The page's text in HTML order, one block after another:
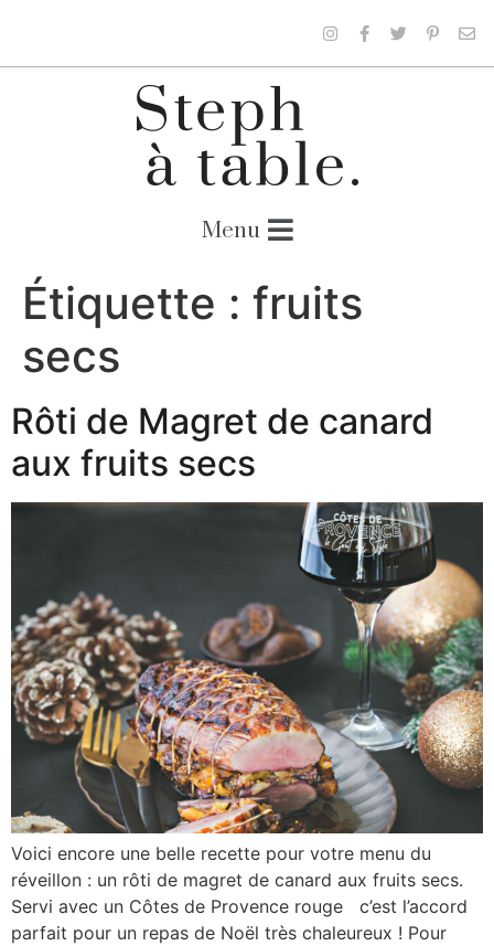
Étiquette : fruits
secs
Rôti de Magret de canard
aux fruits secs
Voici encore une belle recette pour votre menu du
réveillon : un rôti de magret de canard aux fruits secs.
Servi avec un Côtes de Provence rouge c’est l’accord
parfait pour un repas de Noël très chaleureux ! Pour